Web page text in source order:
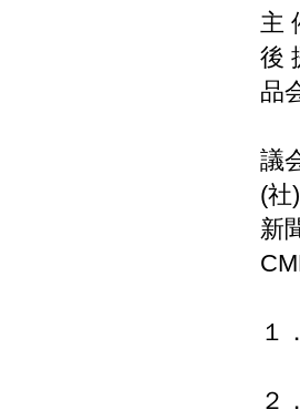
主
後
品
議
(社
新
１
6
２